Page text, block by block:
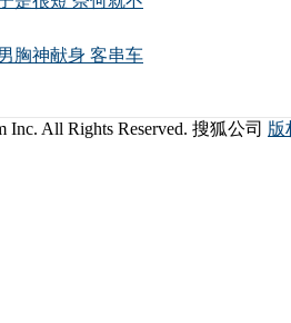
胸神献身 客串车
Inc. All Rights Reserved. 搜狐公司 版